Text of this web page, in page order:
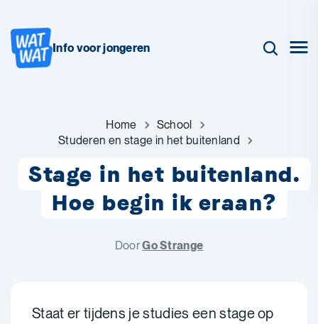
Info voor jongeren
Home
School
Studeren en stage in het buitenland
Stage in het buitenland.
Hoe begin ik eraan?
DoorGo Strange
Staat er tijdens je studies een stage op